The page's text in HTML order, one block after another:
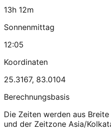
13h 12m
Sonnenmittag
12:05
Koordinaten
25.3167, 83.0104
Berechnungsbasis
Die Zeiten werden aus
und der Zeitzone Asia/